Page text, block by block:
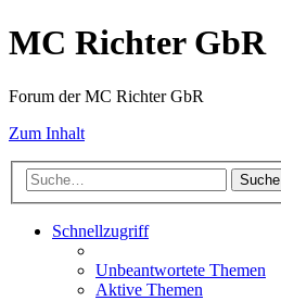
MC Richter GbR
Forum der MC Richter GbR
Zum Inhalt
Suche
Schnellzugriff
Unbeantwortete Themen
Aktive Themen